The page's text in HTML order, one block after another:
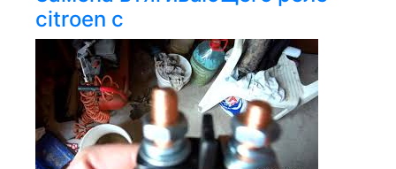
citroen c